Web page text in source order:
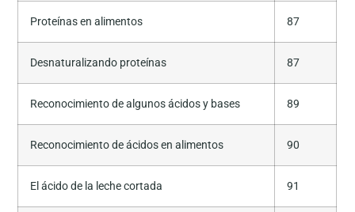
Proteínas en alimentos 87
Desnaturalizando proteínas 87
Reconocimiento de algunos ácidos y bases 89
Reconocimiento de ácidos en alimentos 90
El ácido de la leche cortada 91